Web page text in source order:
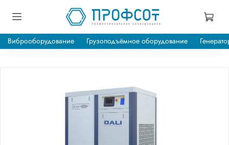
Виброоборудование Грузоподъёмное оборудование